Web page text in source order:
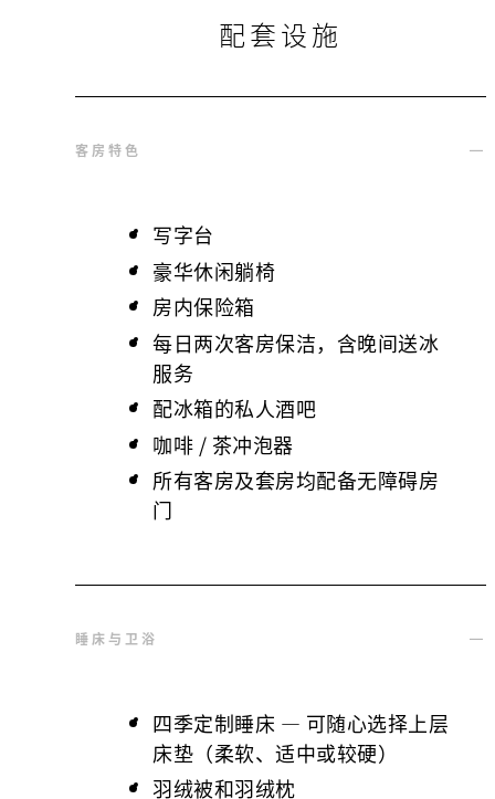
配套设施
客房特色
写字台
豪华休闲躺椅
房内保险箱
每日两次客房保洁，含晚间送冰
服务
配冰箱的私人酒吧
咖啡 / 茶冲泡器
所有客房及套房均配备无障碍房
门
睡床与卫浴
四季定制睡床 — 可随心选择上层
床垫（柔软、适中或较硬）
羽绒被和羽绒枕